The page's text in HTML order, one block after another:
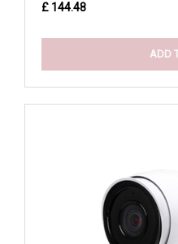
£ 144.48
ADD